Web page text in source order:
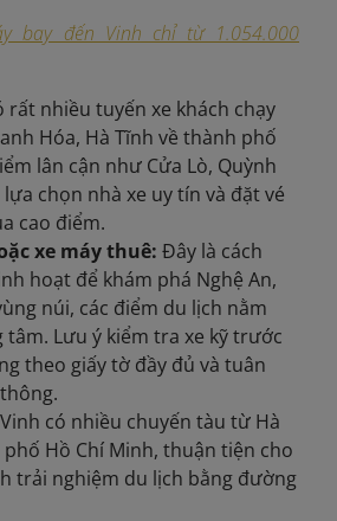
bay đến Vinh chỉ từ 1.054.000
rất nhiều tuyến xe khách chạy
Hóa, Hà Tĩnh về thành phố
lân cận như Cửa Lò, Quỳnh
chọn nhà xe uy tín và đặt vé
cao điểm.
xe máy thuê: Đây là cách
hoạt để khám phá Nghệ An,
núi, các điểm du lịch nằm
tâm. Lưu ý kiểm tra xe kỹ trước
theo giấy tờ đầy đủ và tuân
có nhiều chuyến tàu từ Hà
phố Hồ Chí Minh, thuận tiện cho
trải nghiệm du lịch bằng đường